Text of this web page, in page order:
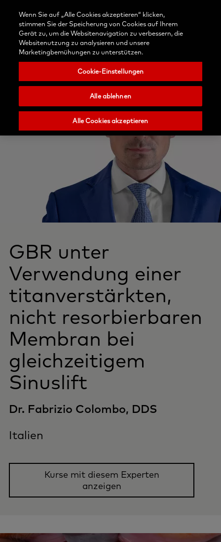
Anmelden Blog
Sie uns
Sie
Ihr
Nobel
Biocare
Suchen Menu
GBR unter
Verwendung einer
titanverstärkten,
nicht resorbierbaren
Membran bei
gleichzeitigem
Sinuslift
Dr. Fabrizio Colombo, DDS
Italien
Kurse mit diesem Experten
anzeigen
Wenn Sie auf „Alle Cookies akzeptieren“ klicken,
stimmen Sie der Speicherung von Cookies auf Ihrem
Gerät zu, um die Websitenavigation zu verbessern, die
Websitenutzung zu analysieren und unsere
Marketingbemühungen zu unterstützen.
Cookie-Einstellungen
Alle ablehnen
Alle Cookies akzeptieren